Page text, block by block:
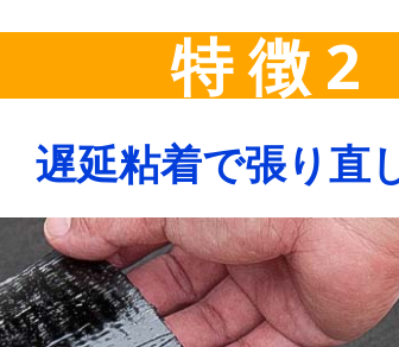
特 徴 2
遅延粘着で張り直